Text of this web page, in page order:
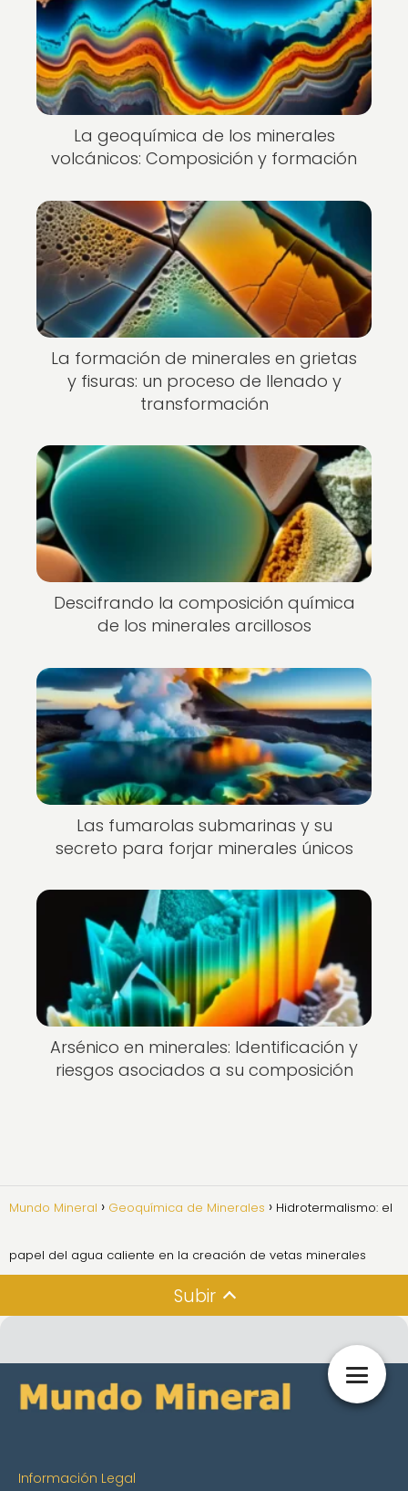
La geoquímica de los minerales
volcánicos: Composición y formación
La formación de minerales en grietas
y fisuras: un proceso de llenado y
transformación
Descifrando la composición química
de los minerales arcillosos
Las fumarolas submarinas y su
secreto para forjar minerales únicos
Arsénico en minerales: Identificación y
riesgos asociados a su composición
Mundo Mineral Geoquímica de Minerales Hidrotermalismo: el
papel del agua caliente en la creación de vetas minerales
Subir
Información Legal